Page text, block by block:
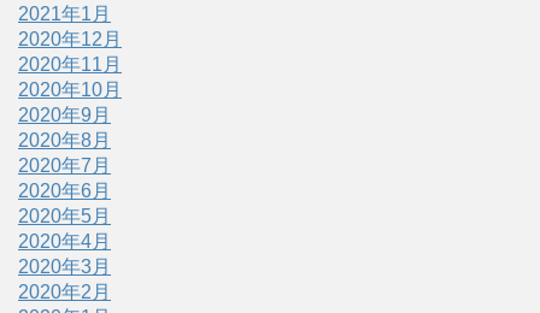
2021年1月
2020年12月
2020年11月
2020年10月
2020年9月
2020年8月
2020年7月
2020年6月
2020年5月
2020年4月
2020年3月
2020年2月